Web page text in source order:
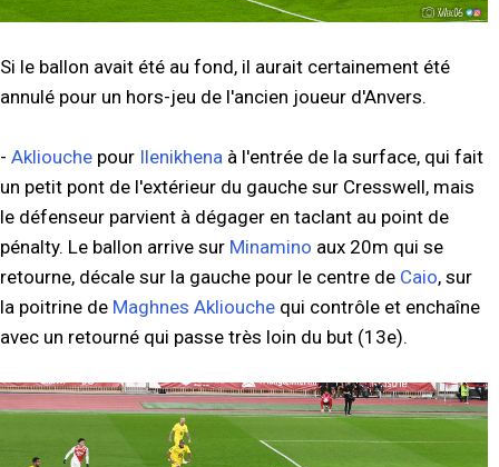
Si le ballon avait été au fond, il aurait certainement été
annulé pour un hors-jeu de l'ancien joueur d'Anvers.
- Akliouche pour Ilenikhena à l'entrée de la surface, qui fait
un petit pont de l'extérieur du gauche sur Cresswell, mais
le défenseur parvient à dégager en taclant au point de
pénalty. Le ballon arrive sur Minamino aux 20m qui se
retourne, décale sur la gauche pour le centre de Caio, sur
la poitrine de Maghnes Akliouche qui contrôle et enchaîne
avec un retourné qui passe très loin du but (13e).